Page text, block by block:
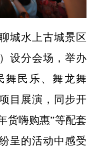
城水上古城景区
设分会场，举办
舞民乐、舞龙舞
目展演，同步开
货嗨购惠”等配套
呈的活动中感受